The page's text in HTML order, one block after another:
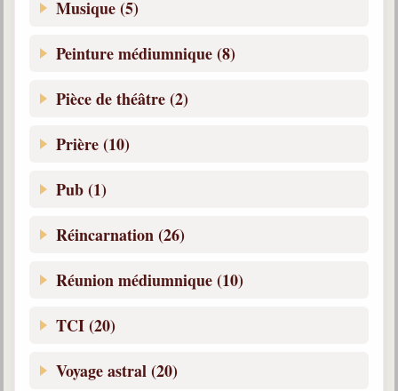
Musique (5)
Peinture médiumnique (8)
Pièce de théâtre (2)
Prière (10)
Pub (1)
Réincarnation (26)
Réunion médiumnique (10)
TCI (20)
Voyage astral (20)